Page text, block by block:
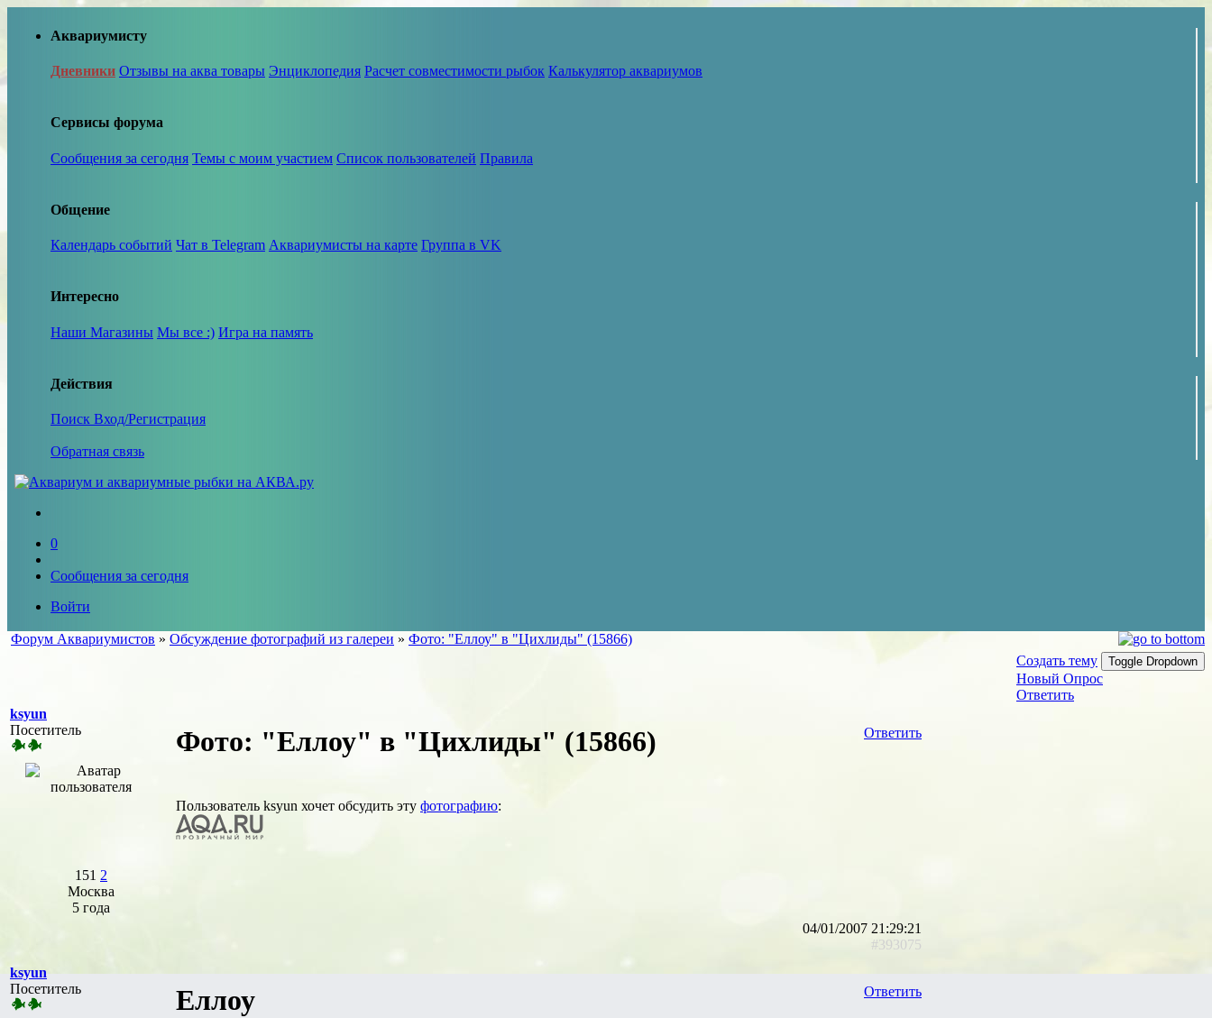
Аквариумисту
Дневники Отзывы на аква товары Энциклопедия Расчет совместимости рыбок Калькулятор аквариумов
Сервисы форума
Сообщения за сегодня Темы с моим участием Список пользователей Правила
Общение
Календарь событий Чат в Telegram Аквариумисты на карте Группа в VK
Интересно
Наши Магазины Мы все :) Игра на память
Действия
Поиск Вход/Регистрация
Обратная связь
0
Сообщения за сегодня
Войти
Форум Аквариумистов » Обсуждение фотографий из галереи » Фото: "Еллоу" в "Цихлиды" (15866)
Создать тему
Toggle Dropdown
Новый Опрос
Ответить
ksyun
Посетитель
151 2
Москва
5 года
Ответить
Фото: "Еллоу" в "Цихлиды" (15866)
Пользователь ksyun хочет обсудить эту фотографию:
04/01/2007 21:29:21
#393075
ksyun
Посетитель
Ответить
Еллоу